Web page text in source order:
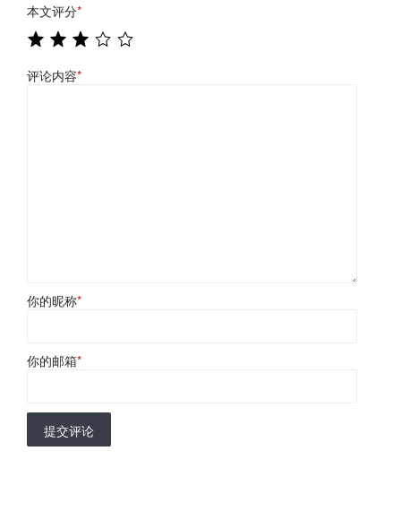
本文评分*
评论内容*
你的昵称*
你的邮箱*
提交评论